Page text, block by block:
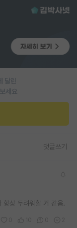
달린
세요
댓글쓰기
항상 두려워할 거 같음.